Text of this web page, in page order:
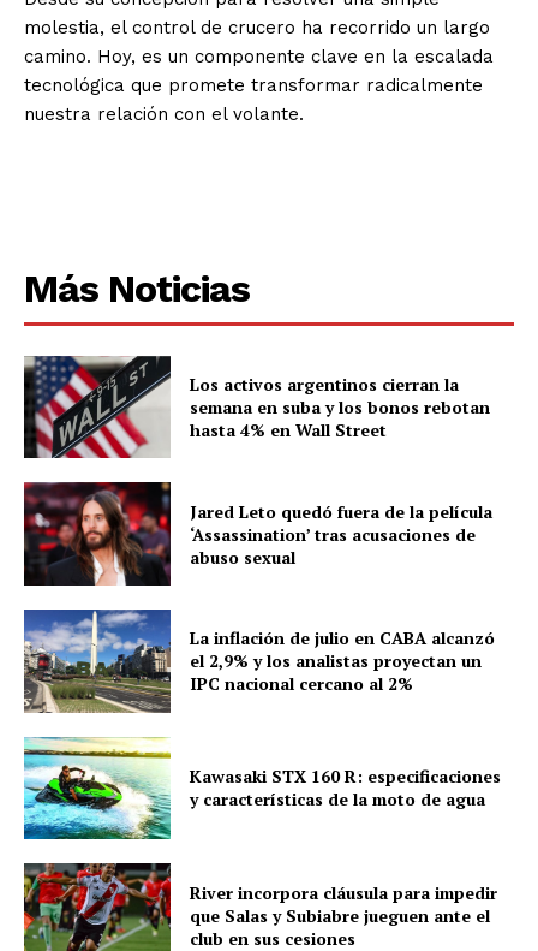
molestia, el control de crucero ha recorrido un largo
camino. Hoy, es un componente clave en la escalada
tecnológica que promete transformar radicalmente
nuestra relación con el volante.
Más Noticias
Los activos argentinos cierran la
semana en suba y los bonos rebotan
hasta 4% en Wall Street
Jared Leto quedó fuera de la película
‘Assassination’ tras acusaciones de
abuso sexual
La inflación de julio en CABA alcanzó
el 2,9% y los analistas proyectan un
IPC nacional cercano al 2%
Kawasaki STX 160 R: especificaciones
y características de la moto de agua
River incorpora cláusula para impedir
que Salas y Subiabre jueguen ante el
club en sus cesiones